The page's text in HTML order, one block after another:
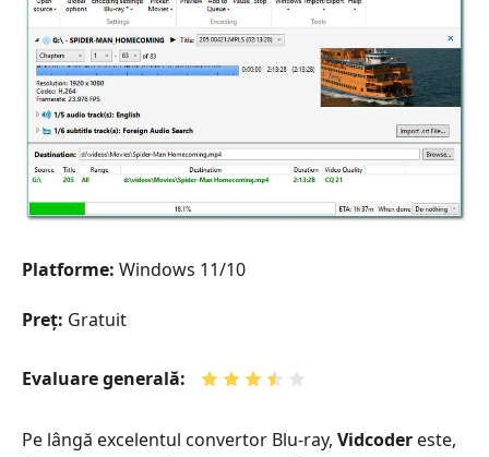
Platforme: Windows 11/10
Preț: Gratuit
Evaluare generală:
Pe lângă excelentul convertor Blu-ray, Vidcoder este,